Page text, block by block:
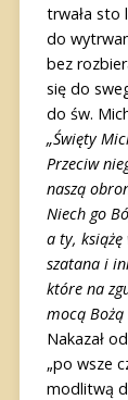
trwała sto
do
bez
się do
do św.
„Święty
Przeciw
naszą
Niech go
a ty, książę
szatana i
które na
mocą Bożą
Nakazał
„po wsze
modlitwą